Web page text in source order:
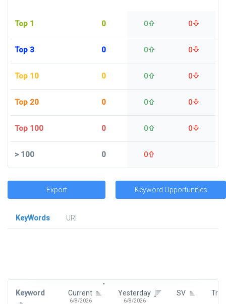
Top 1 0 0 0
Top 3 0 0 0
Top 10 0 0 0
Top 20 0 0 0
Top 100 0 0 0
>100 0 0
Export Keyword Opportunities
KeyWords
URl
Keyword Current
6/8/2026
Yesterday
6/8/2026
SV